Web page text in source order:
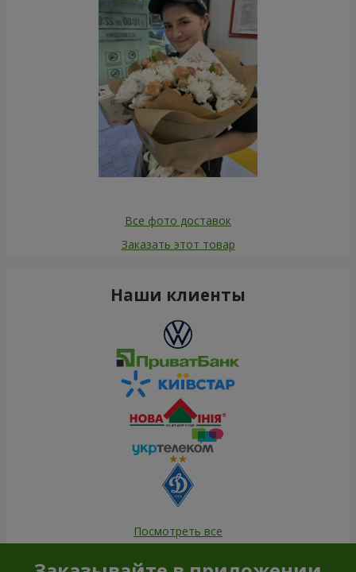
Все фото доставок
Заказать этот товар
Наши клиенты
Посмотреть все